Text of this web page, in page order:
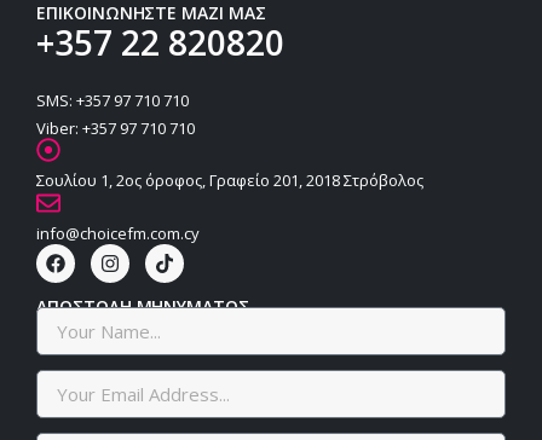
ΕΠΙΚΟΙΝΩΝΗΣΤΕ ΜΑΖΙ ΜΑΣ
+357 22 820820
SMS: +357 97 710 710
Viber: +357 97 710 710
Σουλίου 1, 2ος όροφος, Γραφείο 201, 2018 Στρόβολος
info@choicefm.com.cy
ΑΠΟΣΤΟΛΗ ΜΗΝΥΜΑΤΟΣ